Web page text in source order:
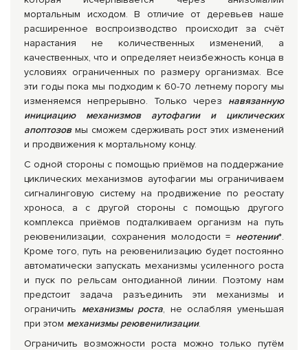
мортальным исходом. В отличие от деревьев наше
расширенное воспроизводство происходит за счёт
нарастания не количественных изменений, а
качественных, что и определяет неизбежность конца в
условиях ограниченных по размеру организмах. Все
эти годы пока мы подходим к 60-70 летнему порогу мы
изменяемся непрерывно. Только через навязанную
инициацию механизмов аутофагии и циклических
апоптозовмы сможем сдерживать рост этих изменений
и продвижения к мортальному концу.
С одной стороны с помощью приёмов на поддержание
циклических механизмов аутофагии мы ограничиваем
сигналинговую систему на продвижение по реостату
хроноса, а с другой стороны с помощью другого
комплекса приёмов подталкиваем организм на путь
реювенилизации, сохранения молодости = неотении*.
Кроме того, путь на реювенилизацию будет постоянно
автоматически запускать механизмы усиленного роста
и пуск по рельсам онтодианной линии. Поэтому нам
предстоит задача разъединить эти механизмы и
ограничить механизмы роста, не ослабляя уменьшая
при этом механизмы реювенилизации.
Ограничить возможности роста можно только путём